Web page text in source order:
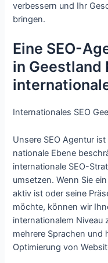
verbessern und Ihr
bringen.
Eine SEO-
in Geestland
Internationales SEO
Unsere SEO Agentur
nationale Ebene
internationale SEO-
umsetzen. Wenn Sie
aktiv ist oder seine
möchte, können wir
internationalem Niveau
mehrere Sprachen und
Optimierung von